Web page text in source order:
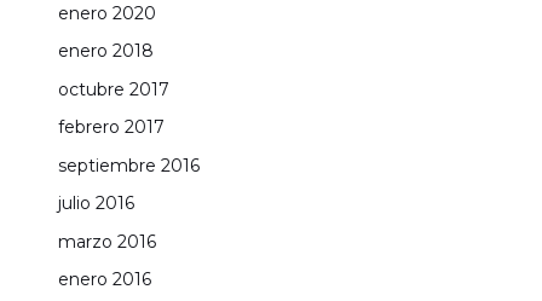
enero 2020
enero 2018
octubre 2017
febrero 2017
septiembre 2016
julio 2016
marzo 2016
enero 2016